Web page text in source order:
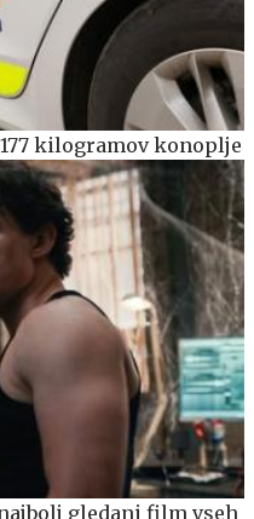
kilogramov konoplje
gledani film vseh